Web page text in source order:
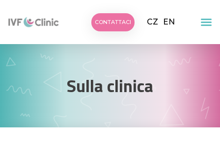
CONTATTACI CZ EN
Sulla clinica